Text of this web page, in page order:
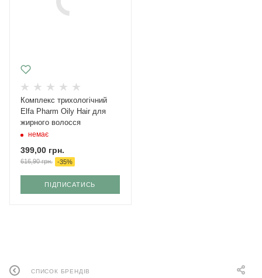
Комплекс трихологічний
Elfa Pharm Oily Hair для
жирного волосся
немає
399,00 грн.
616,90грн. -35%
ПІДПИСАТИСЬ
СПИСОК БРЕНДІВ